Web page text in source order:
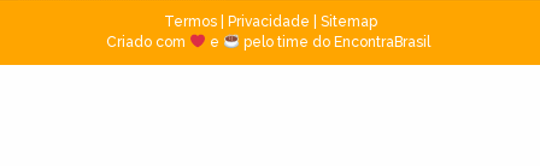
Termos| Privacidade
Sitemap
Criado com
e pelo time do EncontraBrasil